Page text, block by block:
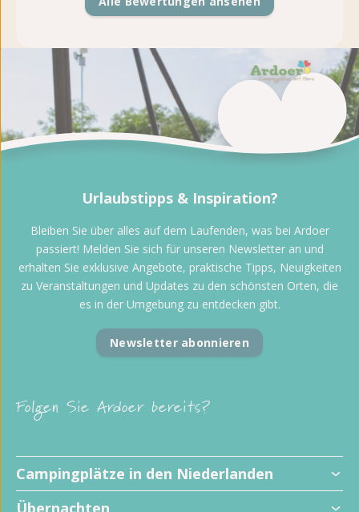
Folgen Sie Ardoer bereits?
Campingplätze in den Niederlanden
Urlaubstipps & Inspiration?
Bleiben Sie über alles auf dem Laufenden, was bei Ardoer
passiert! Melden Sie sich für unseren Newsletter an und
erhalten Sie exklusive Angebote, praktische Tipps, Neuigkeiten
zu Veranstaltungen und Updates zu den schönsten Orten, die
es in der Umgebung zu entdecken gibt.
Newsletter abonnieren